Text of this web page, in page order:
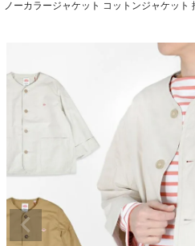
ノーカラージャケット コットンジャケット